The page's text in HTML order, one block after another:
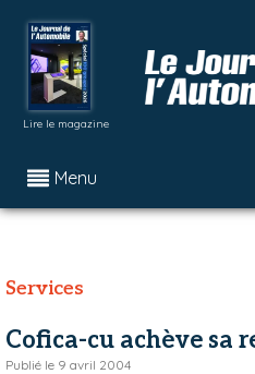
Lire le magazine
Menu
Services
Cofica-cu achève sa
Publié le 9 avril 2004